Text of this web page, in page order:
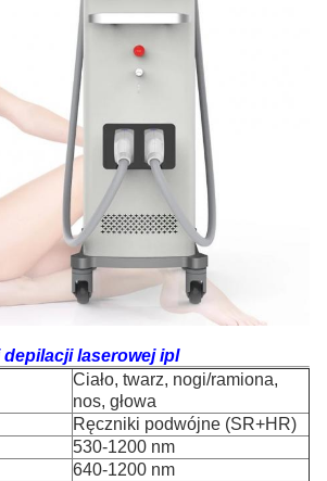
depilacji laserowej ipl
Ciało, twarz, nogi/ramiona,
nos, głowa
Ręczniki podwójne (SR+HR)
530-1200 nm
640-1200 nm